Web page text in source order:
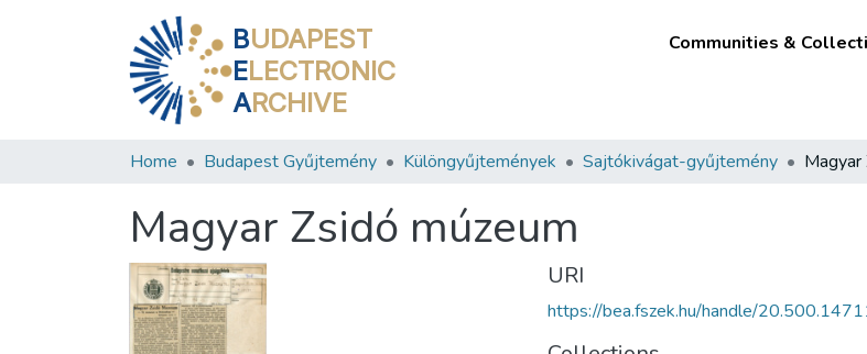
BUDAPEST
ELECTRONIC
ARCHIVE
Communities &
Home Budapest Gyűjtemény Különgyűjtemények Sajtókivágat-gyűjtemény Magyar
Magyar Zsidó múzeum
URI
https://bea.fszek.hu/handle/